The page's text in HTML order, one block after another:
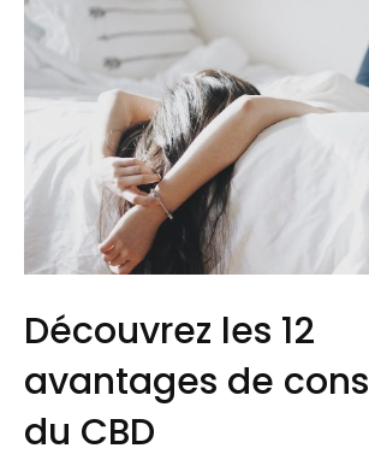
Découvrez les 12
avantages de
du CBD